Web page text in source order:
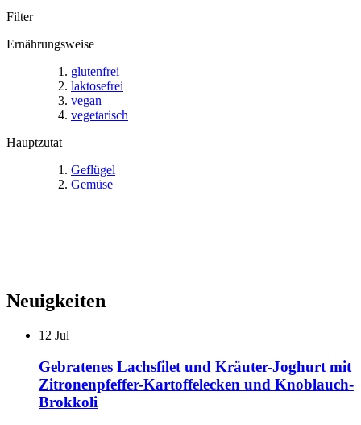
Filter
Ernährungsweise
glutenfrei
laktosefrei
vegan
vegetarisch
Hauptzutat
Geflügel
Gemüse
Neuigkeiten
12 Jul
Gebratenes Lachsfilet und Kräuter-Joghurt mit
Zitronenpfeffer-Kartoffelecken und Knoblauch-
Brokkoli